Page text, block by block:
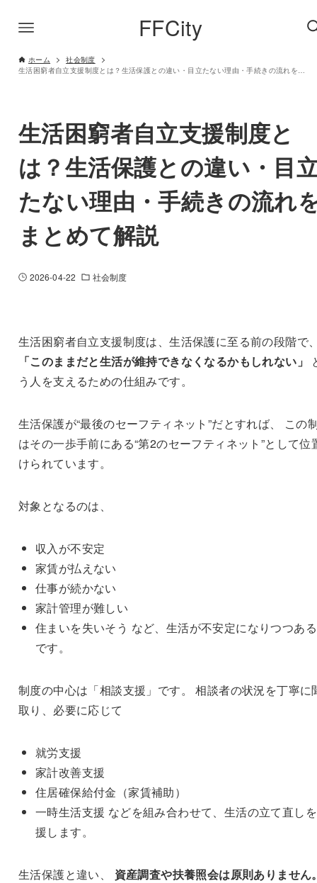
FFCity
ホーム
社会制度
生活困窮者自立支援制度とは？生活保護との違い・目立たない理由・手続きの流れをまとめて解説
生活困窮者自立支援制度と
は？生活保護との違い・目
たない理由・手続きの流れ
まとめて解説
2026-04-22 社会制度
生活困窮者自立支援制度は、生活保護に至る前の段階で
「このままだと生活が維持できなくなるかもしれない」
う人を支えるための仕組みです。
生活保護が“最後のセーフティネット”だとすれば、 この
はその一歩手前にある“第2のセーフティネット”として位
けられています。
対象となるのは、
収入が不安定
家賃が払えない
仕事が続かない
家計管理が難しい
住まいを失いそう など、生活が不安定になりつつあ
です。
制度の中心は「相談支援」です。 相談者の状況を丁寧に
取り、必要に応じて
就労支援
家計改善支援
住居確保給付金（家賃補助）
一時生活支援 などを組み合わせて、生活の立て直し
援します。
生活保護と違い、 資産調査や扶養照会は原則ありません